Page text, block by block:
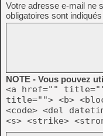
Votre adresse e-mail ne
obligatoires sont
NOTE - Vous pouvez
<a href=""
title=""> <b>
<code> <del
<s> <strike>